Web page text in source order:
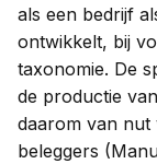
als een bedrijf
ontwikkelt, bij
taxonomie. De
de productie
daarom van nut
beleggers